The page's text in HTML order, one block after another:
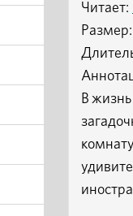
Читает:
В